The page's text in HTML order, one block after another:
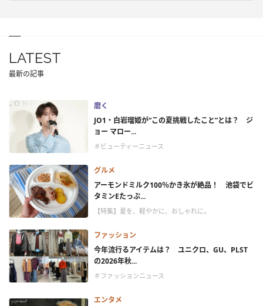
LATEST
最新の記事
磨く
JO1・白岩瑠姫が“この夏挑戦したこと”とは？ ジ
ョー マロー...
＃ビューティーニュース
グルメ
アーモンドミルク100％かき氷が絶品！ 池袋でビ
タミンEたっぷ...
【特集】夏を、軽やかに、おしゃれに。
ファッション
今年流行るアイテムは？ ユニクロ、GU、PLST
の2026年秋...
＃ファッションニュース
エンタメ